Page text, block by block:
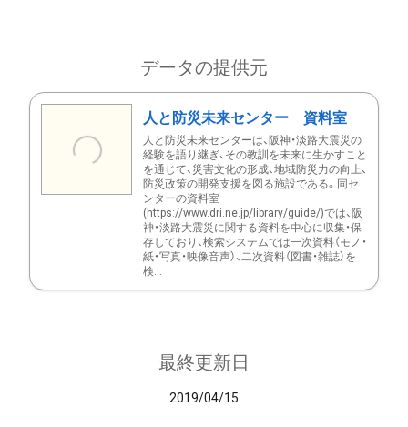
データの提供元
人と防災未来センター 資料室
人と防災未来センターは、阪神・淡路大震災の
経験を語り継ぎ、その教訓を未来に生かすこと
を通じて、災害文化の形成、地域防災力の向上、
防災政策の開発支援を図る施設である。同セ
ンターの資料室
(https://www.dri.ne.jp/library/guide/)では、阪
神・淡路大震災に関する資料を中心に収集・保
存しており、検索システムでは一次資料（モノ・
紙・写真・映像音声）、二次資料（図書・雑誌）を
検...
最終更新日
2019/04/15